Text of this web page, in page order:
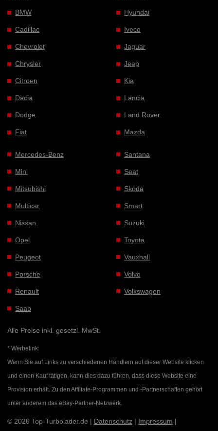
BMW
Cadillac
Chevrolet
Chrysler
Citroen
Dacia
Dodge
Fiat
Hyundai
Iveco
Jaguar
Jeep
Kia
Lancia
Land Rover
Mazda
Mercedes-Benz
Mini
Mitsubishi
Multicar
Nissan
Opel
Peugeot
Porsche
Renault
Saab
Santana
Seat
Skoda
Smart
Suzuki
Toyota
Vauxhall
Volvo
Volkswagen
Alle Preise inkl. gesetzl. MwSt.
* Werbelink:
Wenn Sie auf Links zu verschiedenen Händlern auf dieser Website klicken
und einen Kauf tätigen, kann dies dazu führen, dass diese Website eine
Provision erhält. Zu den Affiliate-Programmen und -Partnerschaften gehört
unter anderem das eBay-Partner-Netzwerk.
© 2026 Top-Turbolader.de | Datenschutz | Impressum |